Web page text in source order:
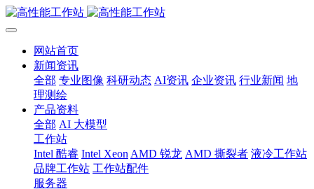
网站首页
新闻资讯
全部 专业图像 科研动态 AI资讯 企业资讯 行业新闻 地
理测绘
产品资料
全部 AI 大模型
工作站
Intel 酷睿 Intel Xeon AMD 锐龙 AMD 撕裂者 液冷工作站
品牌工作站 工作站配件
服务器